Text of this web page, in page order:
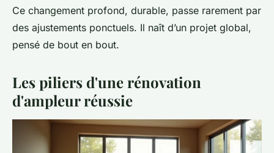
Ce changement profond, durable, passe rarement par
des ajustements ponctuels. Il naît d’un projet global,
pensé de bout en bout.
Les piliers d'une rénovation
d'ampleur réussie